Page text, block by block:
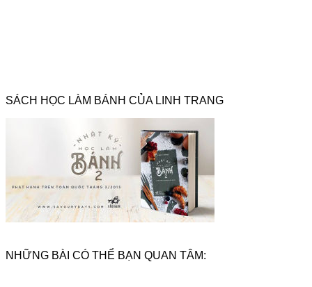
SÁCH HỌC LÀM BÁNH CỦA LINH TRANG
NHỮNG BÀI CÓ THỂ BẠN QUAN TÂM: